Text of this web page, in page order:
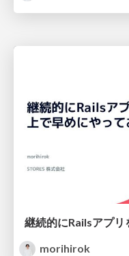
morihirok